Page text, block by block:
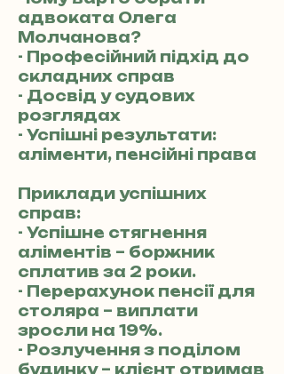
адвоката Олега
Молчанова?
- Професійний підхід до
складних справ
- Досвід у судових
розглядах
- Успішні результати:
аліменти, пенсійні права
Приклади успішних
справ:
- Успішне стягнення
аліментів – боржник
сплатив за 2 роки.
- Перерахунок пенсії для
столяра – виплати
зросли на 19%.
- Розлучення з поділом
будинку – клієнт отримав